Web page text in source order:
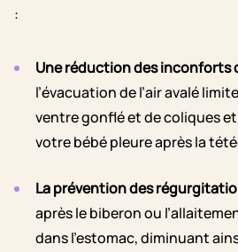
:
Une réduction des inconforts
l’évacuation de l’air avalé
ventre gonflé et de coliques
votre bébé pleure après la
La prévention des
après le biberon ou
dans l’estomac, diminuant